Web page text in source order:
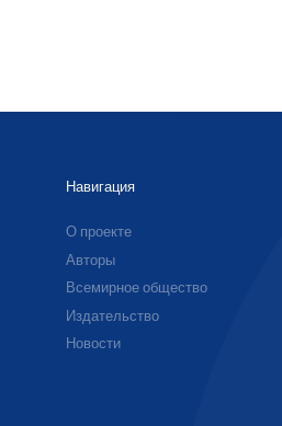
Навигация
О проекте
Авторы
Всемирное общество
Издательство
Новости